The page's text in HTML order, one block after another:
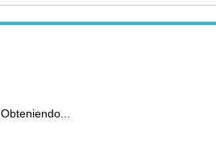
Obteniendo...